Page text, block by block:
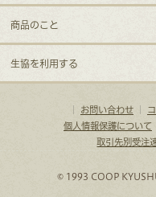
商品のこと
生協を利用する
お問い合わせ｜
個人情報保護について
取引先別受注
© 1993 COOP